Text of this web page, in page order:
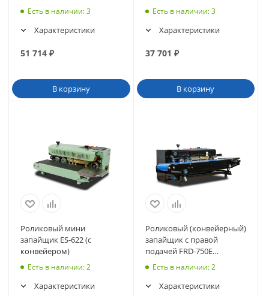
Есть в наличии: 3
Характеристики
51 714 ₽
В корзину
810IЕсть в наличии: 3
Характеристики
37 701 ₽
В корзину
Роликовый мини
запайщик ES-622 (с
конвейером)
Есть в наличии: 2
Характеристики
Роликовый (конвейерный)
запайщик с правой
подачей FRD-750E
(горизонт.)
Есть в наличии: 2
Характеристики